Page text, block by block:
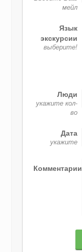
мейл
Язык
экскурсии
выберите!
Люди
укажите кол-
во
Дата
укажите
Комментарии